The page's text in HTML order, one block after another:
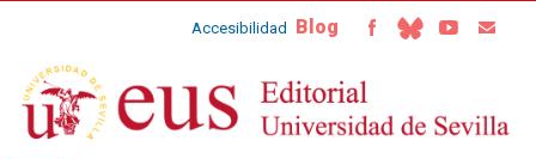
Accesibilidad Blog